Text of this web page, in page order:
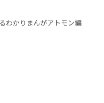
わかりまんがアトモン編